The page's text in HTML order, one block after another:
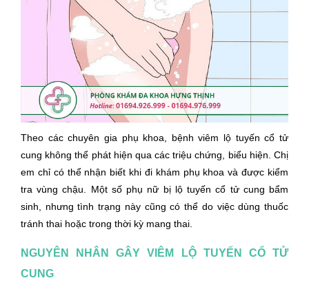
Theo các chuyên gia phụ khoa, bệnh viêm lộ tuyến cổ tử
cung không thể phát hiện qua các triệu chứng, biểu hiện. Chị
em chỉ có thể nhận biết khi đi khám phụ khoa và được kiểm
tra vùng chậu. Một số phụ nữ bị lộ tuyến cổ tử cung bẩm
sinh, nhưng tình trạng này cũng có thể do việc dùng thuốc
tránh thai hoặc trong thời kỳ mang thai.
NGUYÊN NHÂN GÂY VIÊM LỘ TUYẾN CỔ TỬ
CUNG